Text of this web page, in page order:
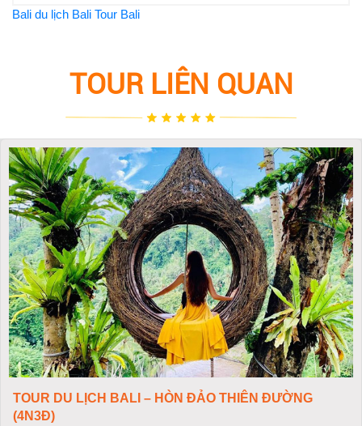
Bali du lịch Bali Tour Bali
TOUR LIÊN QUAN
TOUR DU LỊCH BALI – HÒN ĐẢO THIÊN ĐƯỜNG
(4N3Đ)